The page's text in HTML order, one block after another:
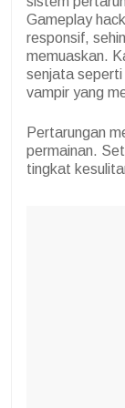
Gameplay
responsif,
memuaskan.
senjata
vampir yang
Pertarungan
permainan.
tingkat